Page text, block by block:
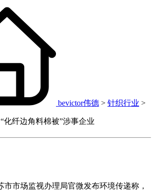
bevictor伟德 > 针织行业 >
化纤边角料棉被”涉事企业
市场监视办理局官微发布环境传递称，